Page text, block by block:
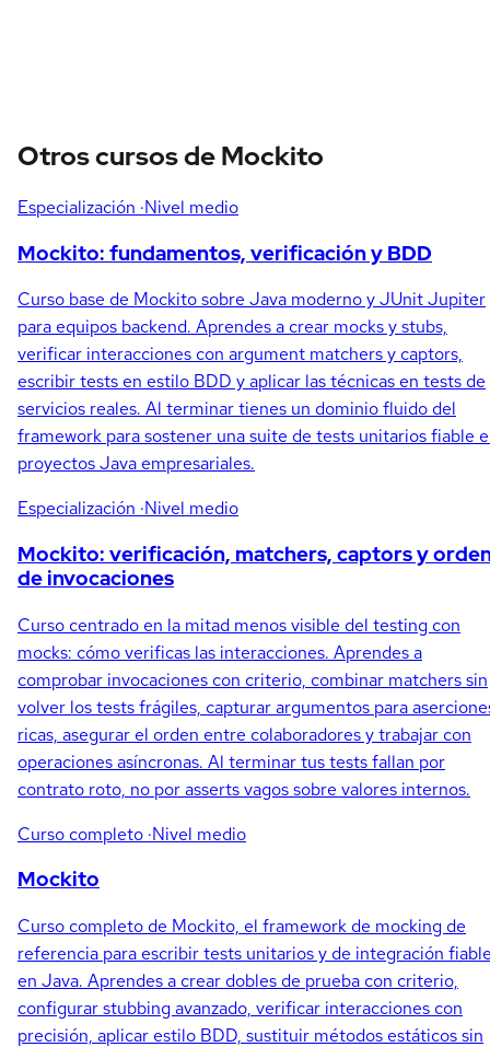
Otros cursos de Mockito
Especialización ·Nivel medio
Mockito: fundamentos, verificación y BDD
Curso base de Mockito sobre Java moderno y JUnit Jupiter
para equipos backend. Aprendes a crear mocks y stubs,
verificar interacciones con argument matchers y captors,
escribir tests en estilo BDD y aplicar las técnicas en tests de
servicios reales. Al terminar tienes un dominio fluido del
framework para sostener una suite de tests unitarios fiable
proyectos Java empresariales.
Especialización ·Nivel medio
Mockito: verificación, matchers, captors y
de invocaciones
Curso centrado en la mitad menos visible del testing con
mocks: cómo verificas las interacciones. Aprendes a
comprobar invocaciones con criterio, combinar matchers sin
volver los tests frágiles, capturar argumentos para
ricas, asegurar el orden entre colaboradores y trabajar con
operaciones asíncronas. Al terminar tus tests fallan por
contrato roto, no por asserts vagos sobre valores internos.
Curso completo ·Nivel medio
Mockito
Curso completo de Mockito, el framework de mocking de
referencia para escribir tests unitarios y de integración
en Java. Aprendes a crear dobles de prueba con criterio,
configurar stubbing avanzado, verificar interacciones con
precisión, aplicar estilo BDD, sustituir métodos estáticos sin